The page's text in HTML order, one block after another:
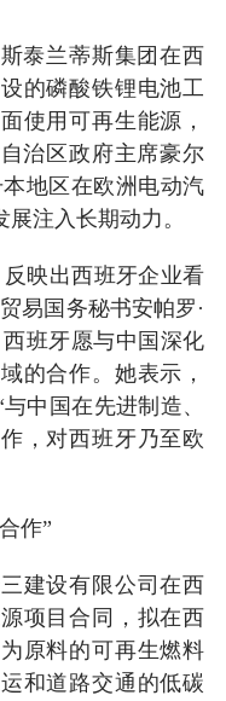
泰兰蒂斯集团在西
的磷酸铁锂电池工
使用可再生能源，
治区政府主席豪尔
地区在欧洲电动汽
注入长期动力。
映出西班牙企业看
易国务秘书安帕罗·
班牙愿与中国深化
的合作。她表示，
中国在先进制造、
，对西班牙乃至欧
作”
建设有限公司在西
项目合同，拟在西
原料的可再生燃料
和道路交通的低碳